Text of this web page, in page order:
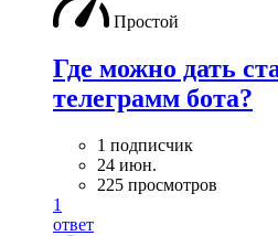
Простой
Где можно дать
телеграмм бота?
1 подписчик
24 июн.
225 просмотров
1
ответ